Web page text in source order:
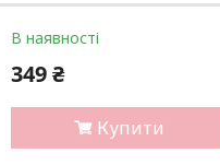
В наявності
349 ₴
Купити